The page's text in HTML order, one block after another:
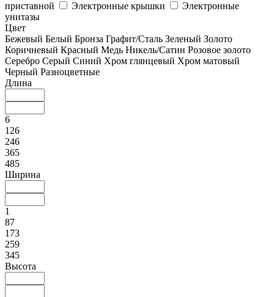
приставной
Электронные крышки
Электронные
унитазы
Цвет
Бежевый Белый Бронза Графит/Сталь Зеленый Золото
Коричневый Красный Медь Никель/Сатин Розовое золото
Серебро Серый Синий Хром глянцевый Хром матовый
Черный Разноцветные
Длина
6
126
246
365
485
Ширина
1
87
173
259
345
Высота